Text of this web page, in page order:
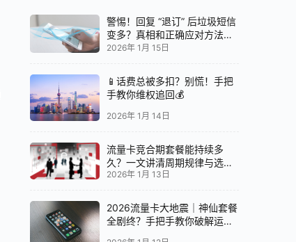
警惕！回复 “退订” 后垃圾短信
变多？真相和正确应对方法都
在这
2026年 1月 15日
📱话费总被多扣？别慌！手把
手教你维权追回💰
2026年 1月 14日
流量卡竞合期套餐能持续多
久？一文讲清周期规律与选卡
时机
2026年 1月 13日
2026流量卡大地震｜神仙套餐
全剧终？手把手教你破解运营